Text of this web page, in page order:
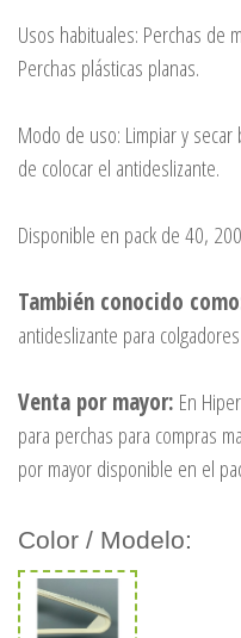
Usos habituales: Perchas de
Perchas plásticas planas.
Modo de uso: Limpiar y
de colocar el antideslizante.
Disponible en pack de 40,
También conocido
antideslizante para
Venta por mayor: En
para perchas para compras
por mayor disponible en el
Color / Modelo: